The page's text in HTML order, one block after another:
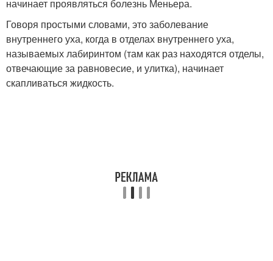
начинает проявляться болезнь Меньера.
Говоря простыми словами, это заболевание
внутреннего уха, когда в отделах внутреннего уха,
называемых лабиринтом (там как раз находятся отделы,
отвечающие за равновесие, и улитка), начинает
скапливаться жидкость.